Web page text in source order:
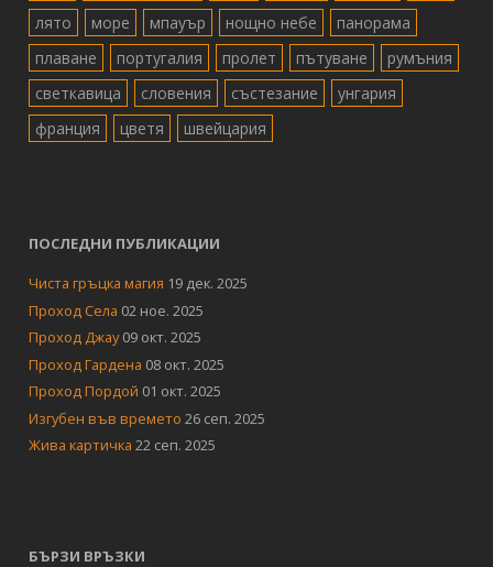
лято
море мпауър нощно небе
панорама
плаване
португалия пролет пътуване
румъния
светкавица
словения състезание
унгария
франция
цветя швейцария
ПОСЛЕДНИ ПУБЛИКАЦИИ
Чиста гръцка магия 19 дек. 2025
Проход Села 02 ное. 2025
Проход Джау 09 окт. 2025
Проход Гардена 08 окт. 2025
Проход Пордой 01 окт. 2025
Изгубен във времето 26 сеп. 2025
Жива картичка 22 сеп. 2025
БЪРЗИ ВРЪЗКИ